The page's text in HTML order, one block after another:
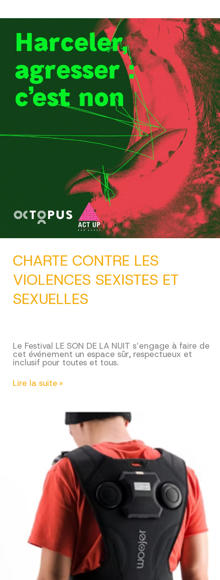
CHARTE CONTRE LES
VIOLENCES SEXISTES ET
SEXUELLES
Le Festival LE SON DE LA NUIT s’engage à faire de
cet événement un espace sûr, respectueux et
inclusif pour toutes et tous.
CHARTE
Lire la suite »